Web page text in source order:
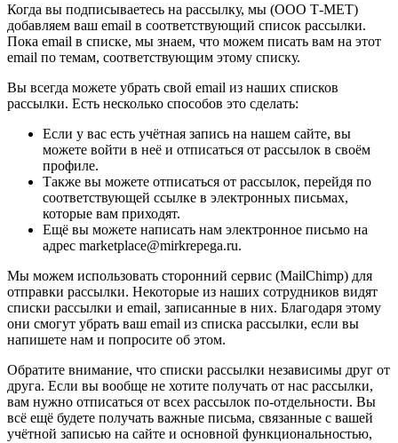
Когда вы подписываетесь на рассылку, мы (ООО Т-МЕТ)
добавляем ваш email в соответствующий список рассылки.
Пока email в списке, мы знаем, что можем писать вам на этот
email по темам, соответствующим этому списку.
Вы всегда можете убрать свой email из наших списков
рассылки. Есть несколько способов это сделать:
Если у вас есть учётная запись на нашем сайте, вы
можете войти в неё и отписаться от рассылок в своём
профиле.
Также вы можете отписаться от рассылок, перейдя по
соответствующей ссылке в электронных письмах,
которые вам приходят.
Ещё вы можете написать нам электронное письмо на
адрес marketplace@mirkrepega.ru.
Мы можем использовать сторонний сервис (MailChimp) для
отправки рассылки. Некоторые из наших сотрудников видят
списки рассылки и email, записанные в них. Благодаря этому
они смогут убрать ваш email из списка рассылки, если вы
напишете нам и попросите об этом.
Обратите внимание, что списки рассылки независимы друг от
друга. Если вы вообще не хотите получать от нас рассылки,
вам нужно отписаться от всех рассылок по-отдельности. Вы
всё ещё будете получать важные письма, связанные с вашей
учётной записью на сайте и основной функциональностью,